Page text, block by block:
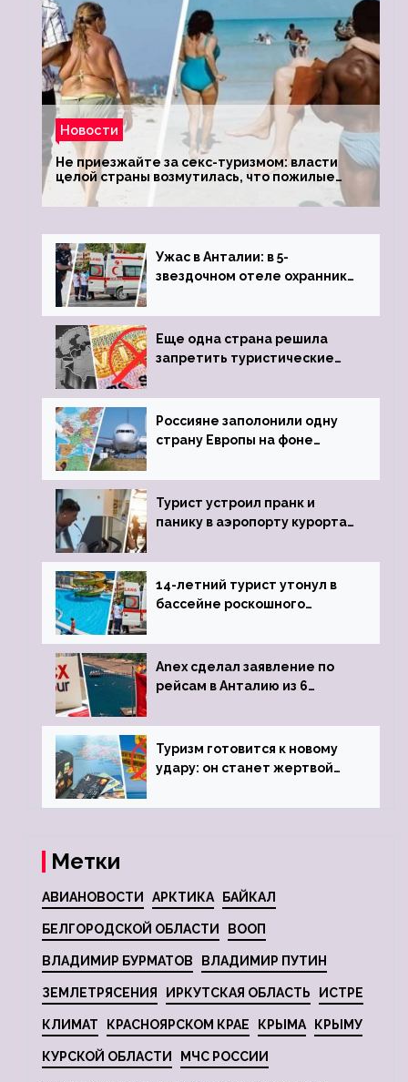
Новости
Не приезжайте за секс-туризмом: власти
целой страны возмутилась, что пожилые
туристки массово едут к ним, чтобы
обзавестись молодыми любовниками
Ужас в Анталии: в 5-
звездочном отеле охранник
пистолета
Еще одна страна решила
запретить туристические
Россияне заполонили одну
страну Европы на фоне
виз
Турист устроил пранк и
панику в аэропорту курорта,
задержке рейса
14-летний турист утонул в
бассейне роскошного
Anex сделал заявление по
рейсам в Анталию из 6
Туризм готовится к новому
удару: он станет жертвой
Метки
АВИАНОВОСТИ АРКТИКА БАЙКАЛ
БЕЛГОРОДСКОЙ ОБЛАСТИ ВООП
ВЛАДИМИР БУРМАТОВ ВЛАДИМИР ПУТИН
ЗЕМЛЕТРЯСЕНИЯ ИРКУТСКАЯ ОБЛАСТЬ ИСТРЕ
КЛИМАТ КРАСНОЯРСКОМ КРАЕ КРЫМА КРЫМУ
КУРСКОЙ ОБЛАСТИ МЧС РОССИИ